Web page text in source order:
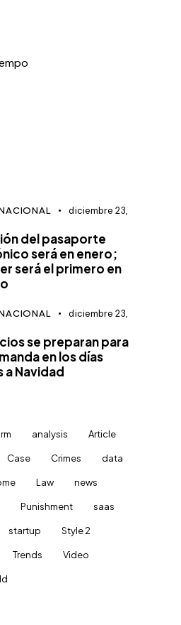
diciembre 23,
del pasaporte
será en enero;
será el primero en
diciembre 23,
se preparan para
en los días
a Navidad
analysis Article
Case Crimes data
Law news
Punishment saas
startup Style 2
Trends Video